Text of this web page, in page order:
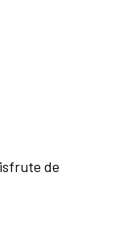
de